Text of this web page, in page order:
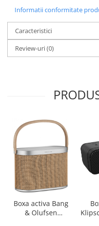
Informatii conformitate
Caracteristici
Review-uri(0)
Boxa activa Bang
& Olufsen